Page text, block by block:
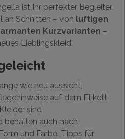
ist Ihr perfekter Begleiter.
an Schnitten – von luftigen
Kurzvarianten –
Lieblingskleid.
wie neu aussieht,
auf dem Etikett
sind
behalten auch nach
und Farbe. Tipps für